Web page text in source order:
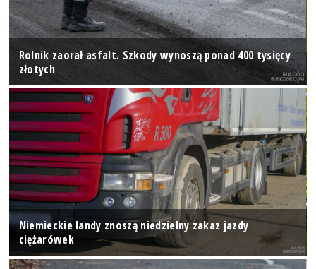
Rolnik zaorał asfalt. Szkody wynoszą ponad 400 tysięcy
złotych
Niemieckie landy znoszą niedzielny zakaz jazdy
ciężarówek